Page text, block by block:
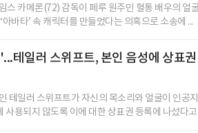
스 카메론(72) 감독이 페루 원주민 혈통 배우의 얼
바타’ 속 캐릭터를 만들었다는 의혹으로 소송에 ...
테일러 스위프트, 본인 음성에 상표권
테일러 스위프트가 자신의 목소리와 얼굴이 인공
사용되지 않도록 이에 대한 상표권 등록에 나섰다고